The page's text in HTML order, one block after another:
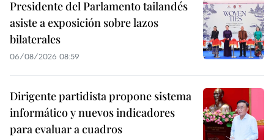
Presidente del Parlamento tailandés
asiste a exposición sobre lazos
bilaterales
06/08/2026 08:59
Dirigente partidista propone sistema
informático y nuevos indicadores
para evaluar a cuadros